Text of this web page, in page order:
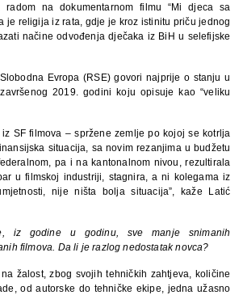
na dokumentarnom filmu “Mi djeca sa
je religija iz rata, gdje je kroz istinitu priču jednog
načine odvođenja dječaka iz BiH u selefijske
Evropa (RSE) govori najprije o stanju u
2019. godini koju opisuje kao “veliku
iz SF filmova – spržene zemlje po kojoj se kotrlja
situacija, sa novim rezanjima u budžetu
pa i na kantonalnom nivou, rezultirala
u filmskoj industriji, stagnira, a ni kolegama iz
nije ništa bolja situacija”, kaže Latić
iz godine u godinu, sve manje snimanih
filmova. Da li je razlog nedostatak novca?
žalost, zbog svojih tehničkih zahtjeva, količine
od autorske do tehničke ekipe, jedna užasno